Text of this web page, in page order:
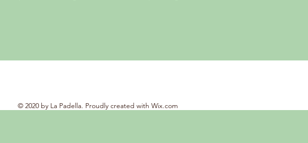
© 2020 by La Padella. Proudly created with Wix.com